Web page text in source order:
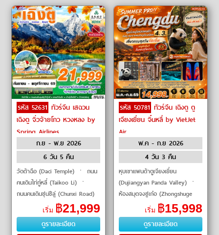
รหัส 52631 ทัวร์จีน เสฉวน
เฉิงตู จิ่วจ้ายโกว หวงหลง by
Spring Airlines
ก.ย - พ.ย 2026
6 วัน 5 คืน
วัดต้าฉือ (Daci Temple) ㆍ ถนน
คนเดินไท่กู๋หลี่ (Taikoo Li) ㆍ
ถนนคนเดินชุนซีลู่ (Chunxi Road)
ㆍ แพนด้ายักษ์ปีนตึก IFS (IFS
Giant Panda) ㆍ ภูเขาสี่ดร�
เริ่ม ฿21,999
ดูรายละเอียด
รหัส 50781 ทัวร์จีน เฉิงตู ตู
เจียงเยี่ยน จิ๋นหลี่ by VietJet
Air
พ.ค - ก.ย 2026
4 วัน 3 คืน
หุบเขาแพนด้าตูเจียงเยี่ยน
(Dujiangyan Panda Valley) ㆍ
ห้องสมุดจงซูเก๋อ (Zhongshuge
Library) ㆍ ถนนโบราณจิ๋นหลี่
(Jinli Ancient Street) ㆍ แพนด้า
ยักษ์ปีน�
เริ่ม ฿15,998
ดูรายละเอียด